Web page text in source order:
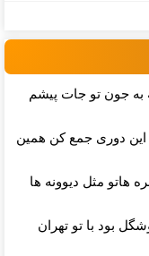
به جون تو جات پیشم
این دوری جمع کن همین
هاتو مثل دیوونه ها
بود با تو تهران